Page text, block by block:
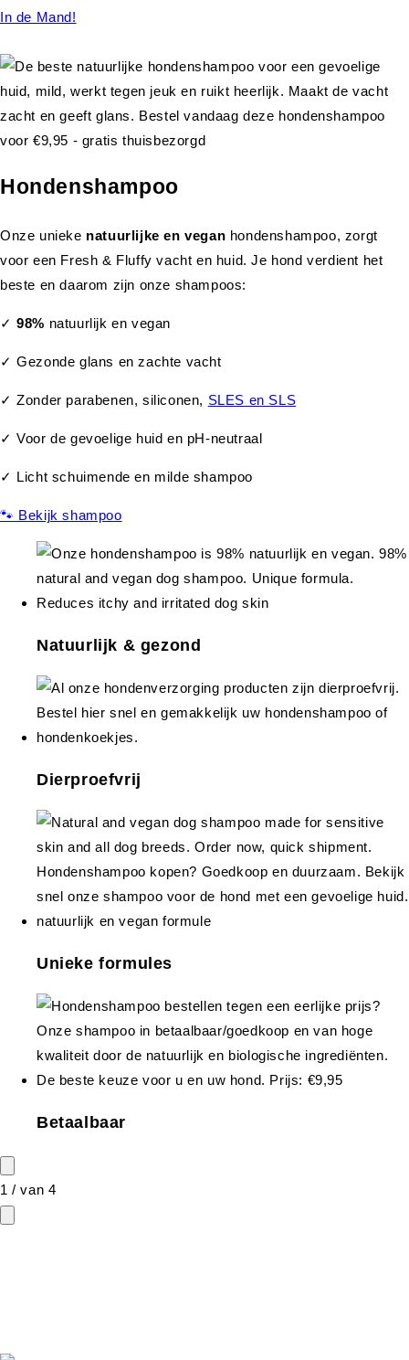
In de Mand!
Hondenshampoo
Onze unieke natuurlijke en vegan hondenshampoo, zorgt
voor een Fresh & Fluffy vacht en huid. Je hond verdient het
beste en daarom zijn onze shampoos:
✓98% natuurlijk en vegan
✓ Gezonde glans en zachte vacht
✓ Zonder parabenen, siliconen, SLES en SLS
✓ Voor de gevoelige huid en pH-neutraal
✓ Licht schuimende en milde shampoo
🐾 Bekijk shampoo
Natuurlijk & gezond
Dierproefvrij
Unieke formules
Betaalbaar
1 /van 4